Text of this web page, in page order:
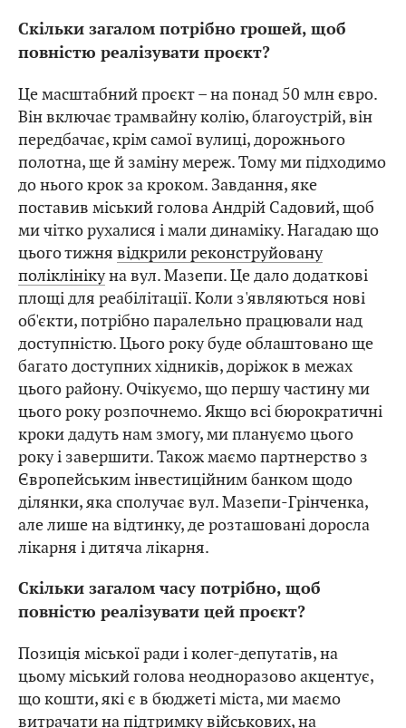
Скільки загалом потрібно грошей, щоб
повністю реалізувати проєкт?
Це масштабний проєкт – на понад 50 млн євро.
Він включає трамвайну колію, благоустрій, він
передбачає, крім самої вулиці, дорожнього
полотна, ще й заміну мереж. Тому ми підходимо
до нього крок за кроком. Завдання, яке
поставив міський голова Андрій Садовий, щоб
ми чітко рухалися і мали динаміку. Нагадаю що
цього тижня відкрили реконструйовану
поліклінікуна вул. Мазепи. Це дало додаткові
площі для реабілітації. Коли з'являються нові
об'єкти, потрібно паралельно працювали над
доступністю. Цього року буде облаштовано ще
багато доступних хідників, доріжок в межах
цього району. Очікуємо, що першу частину ми
цього року розпочнемо. Якщо всі бюрократичні
кроки дадуть нам змогу, ми плануємо цього
року і завершити. Також маємо партнерство з
Європейським інвестиційним банком щодо
ділянки, яка сполучає вул. Мазепи-Грінченка,
але лише на відтинку, де розташовані доросла
лікарня і дитяча лікарня.
Скільки загалом часу потрібно, щоб
повністю реалізувати цей проєкт?
Позиція міської ради і колег-депутатів, на
цьому міський голова неодноразово акцентує,
що кошти, які є в бюджеті міста, ми маємо
витрачати на підтримку військових, на